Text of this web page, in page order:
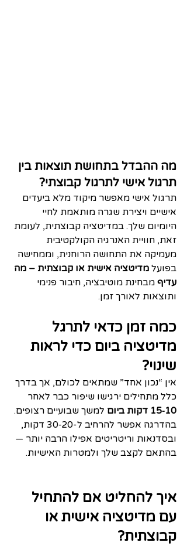
מה ההבדל בתחושת תוצאות בין
תרגול אישי לתרגול קבוצתי?
תרגול אישי מאפשר מיקוד מלא ביעדים
אישיים ויצירת שגרה מותאמת לחיי
היומיום שלך. במדיטציה קבוצתית, לעומת
זאת, חוויית האנרגיה הקולקטיבית
מעמיקה את התחושה הרוחנית, וממחישה
בפועל מדיטציה אישית או קבוצתית – מה
עדיף מבחינת מוטיבציה, חיבור פנימי
ותוצאות לאורך זמן.
כמה זמן כדאי לתרגל
מדיטציה ביום כדי לראות
שינוי?
אין “נכון אחד” שמתאים לכולם, אך בדרך
כלל מתחילים ירגישו שיפור כבר לאחר
10‑15 דקות ביום
למשך שבועיים רצופים.
בהדרגה אפשר להרחיב ל‑20‑30 דקות,
ובסדנאות וריטריטים אפילו הרבה יותר —
בהתאם לקצב שלך ולמטרות האישיות.
איך להחליט אם להתחיל
עם מדיטציה אישית או
קבוצתית?